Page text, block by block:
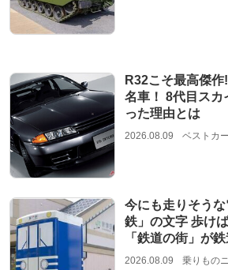
R32こそ最高傑
名車！ 8代目スカ
った理由とは
2026.08.09 ベストカ
今にも走りそう
鉄」の文字 歩け
「鉄道の街」が
2026.08.09 乗りもの